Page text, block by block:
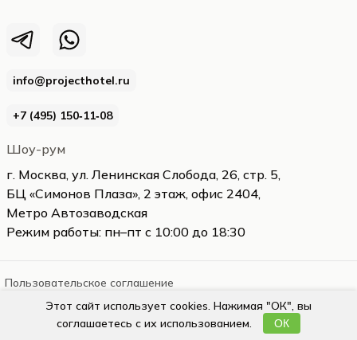
info@projecthotel.ru
+7 (495) 150‑11‑08
Шоу-рум
г. Москва, ул. Ленинская Слобода, 26, стр. 5,
БЦ «Симонов Плаза», 2 этаж, офис 2404,
Метро Автозаводская
Режим работы: пн–пт с 10:00 до 18:30
Пользовательское соглашение
projecthotel.ru
Этот сайт использует cookies. Нажимая "ОК", вы
соглашаетесь с их использованием.
ОК